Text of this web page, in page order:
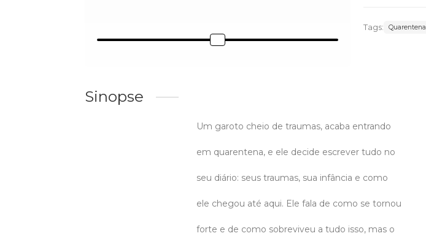
Tags: Quarentena
Sinopse
Um garoto cheio de traumas, acaba entrando
em quarentena, e ele decide escrever tudo no
seu diário: seus traumas, sua infância e como
ele chegou até aqui. Ele fala de como se tornou
forte e de como sobreviveu a tudo isso, mas o